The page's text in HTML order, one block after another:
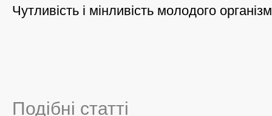
Чутливість і мінливість молодого
Подібні статті